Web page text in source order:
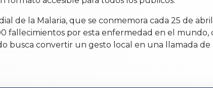
de la Malaria, que se conmemora cada 25 de
fallecimientos por esta enfermedad en el
busca convertir un gesto local en una llamada